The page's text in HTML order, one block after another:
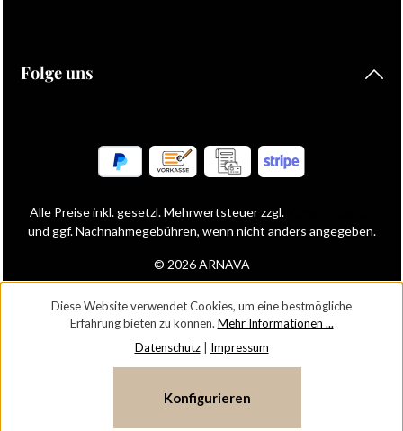
Folge uns
© 2026 ARNAVA
Alle Preise inkl. gesetzl. Mehrwertsteuer zzgl.
und ggf. Nachnahmegebühren, wenn nicht anders angegeben.
Diese Website verwendet Cookies, um eine bestmögliche
Erfahrung bieten zu können. Mehr Informationen ...
Datenschutz| Impressum
Konfigurieren